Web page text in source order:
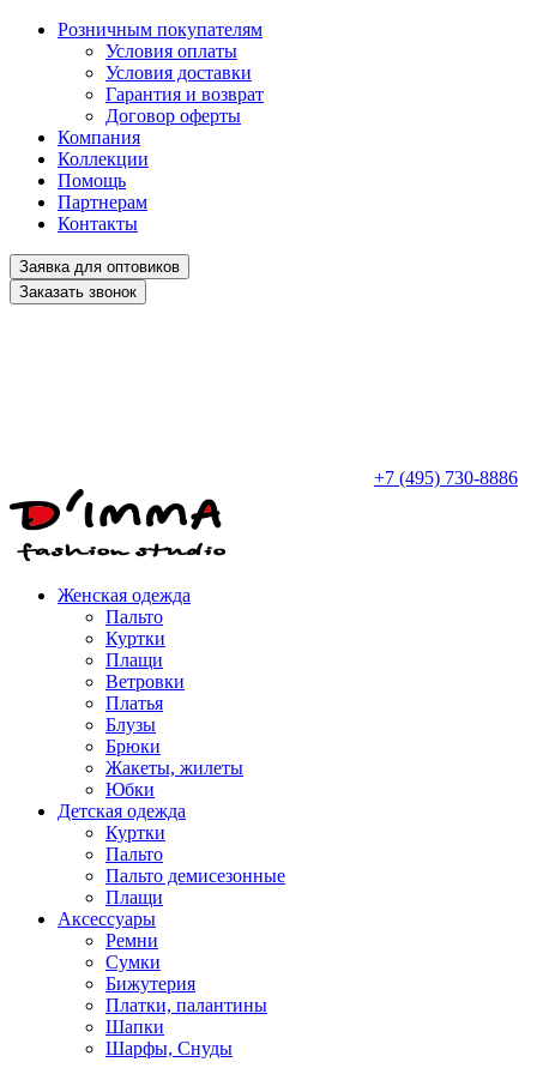
Розничным покупателям
Условия оплаты
Условия доставки
Гарантия и возврат
Договор оферты
Компания
Коллекции
Помощь
Партнерам
Контакты
Заявка для оптовиков
Заказать звонок
+7 (495) 730-8886
Женская одежда
Пальто
Куртки
Плащи
Ветровки
Платья
Блузы
Брюки
Жакеты, жилеты
Юбки
Детская одежда
Куртки
Пальто
Пальто демисезонные
Плащи
Аксессуары
Ремни
Сумки
Бижутерия
Платки, палантины
Шапки
Шарфы, Снуды